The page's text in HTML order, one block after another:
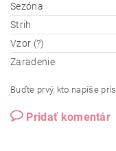
Sezóna
Strih
Vzor (?)
Zaradenie
Buďte prvý, kto napíše
Pridať komentár